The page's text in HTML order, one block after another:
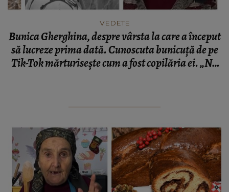
VEDETE
Bunica Gherghina, despre vârsta la care a început
să lucreze prima dată. Cunoscuta bunicuță de pe
Tik-Tok mărturisește cum a fost copilăria ei. „Nu